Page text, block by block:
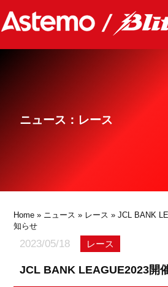
ニュース
グッズ
ニュース：レース
Home » ニュース » レース » JCL BANK
知らせ
2023/05/18 レース
JCL BANK LEAGUE2023開